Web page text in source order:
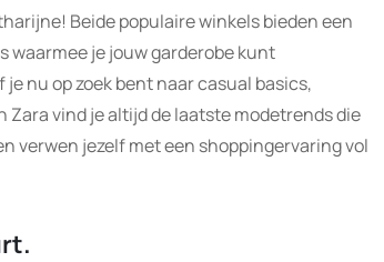
Beide populaire winkels bieden een
waarmee je jouw garderobe kunt
nu op zoek bent naar casual basics,
Zara vind je altijd de laatste modetrends die
verwen jezelf met een shoppingervaring vol